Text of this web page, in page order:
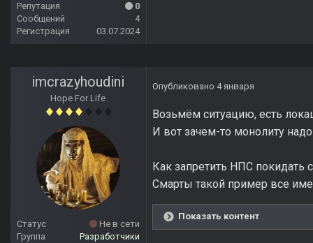
Репутация
0
Сообщений
4
Регистрация
03.07.2024
imcrazyhoudini
Hope For Life
Статус
Не в сети
Группа
Разработчики
Опубликовано 4 января
Возьмём ситуацию, есть
И вот зачем-то монолиту
Как запретить НПС покидать
Смарты такой пример все
Показать контент